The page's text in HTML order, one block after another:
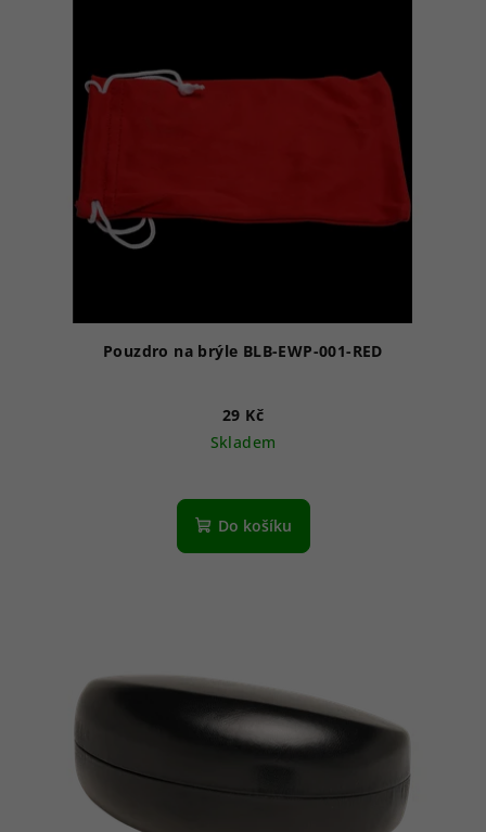
Pouzdro na brýle BLB-EWP-001-RED
29 Kč
Skladem
Do košíku